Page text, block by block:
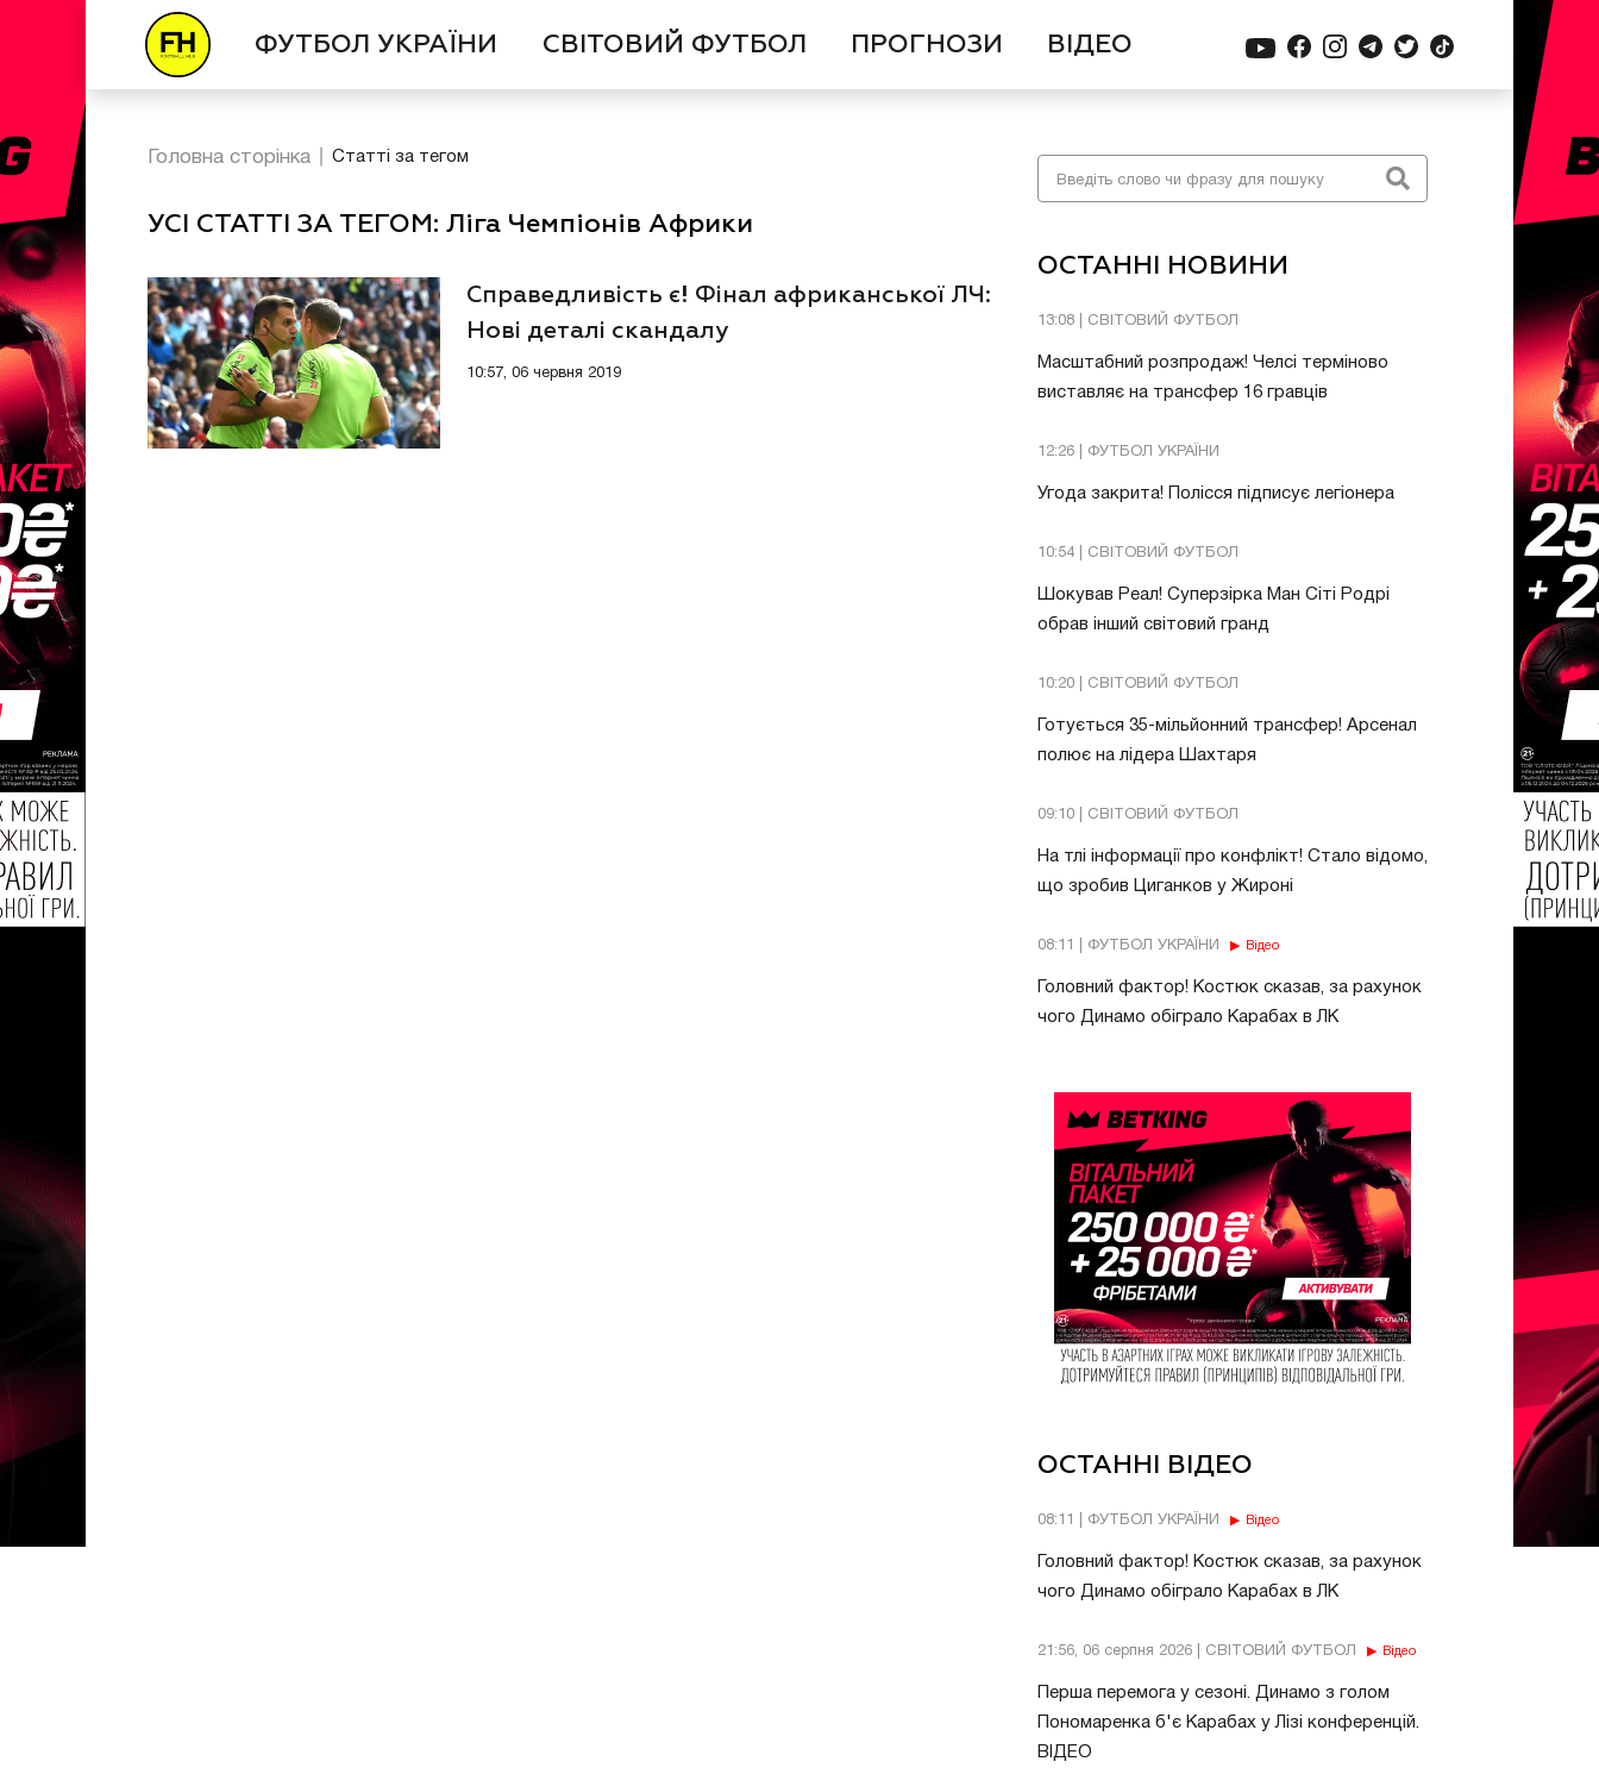
ФУТБОЛ УКРАЇНИ СВІТОВИЙ ФУТБОЛ ПРОГНОЗИ ВІДЕО
ОСТАННІ НОВИНИ
13:08 | СВІТОВИЙ ФУТБОЛ
Масштабний розпродаж! Челсі терміново
виставляє на трансфер 16 гравців
12:26 | ФУТБОЛ УКРАЇНИ
Угода закрита! Полісся підписує легіонера
10:54 | СВІТОВИЙ ФУТБОЛ
Шокував Реал! Суперзірка Ман Сіті Родрі
обрав інший світовий гранд
10:20 | СВІТОВИЙ ФУТБОЛ
Готується 35-мільйонний трансфер! Арсенал
полює на лідера Шахтаря
09:10 | СВІТОВИЙ ФУТБОЛ
На тлі інформації про конфлікт! Стало відомо,
що зробив Циганков у Жироні
08:11 | ФУТБОЛ УКРАЇНИ Відео
Головний фактор! Костюк сказав, за рахунок
чого Динамо обіграло Карабах в ЛК
ОСТАННІ ВІДЕО
08:11 | ФУТБОЛ УКРАЇНИ Відео
Головний фактор! Костюк сказав, за рахунок
чого Динамо обіграло Карабах в ЛК
21:56, 06 серпня 2026 | СВІТОВИЙ ФУТБОЛ Відео
Перша перемога у сезоні. Динамо з голом
Пономаренка б'є Карабах у Лізі конференцій.
ВІДЕО
Головна сторінка Статті за тегом
УСІ СТАТТІ ЗА ТЕГОМ: Ліга Чемпіонів Африки
Справедливість є! Фінал африканської ЛЧ:
Нові деталі скандалу
10:57, 06 червня 2019